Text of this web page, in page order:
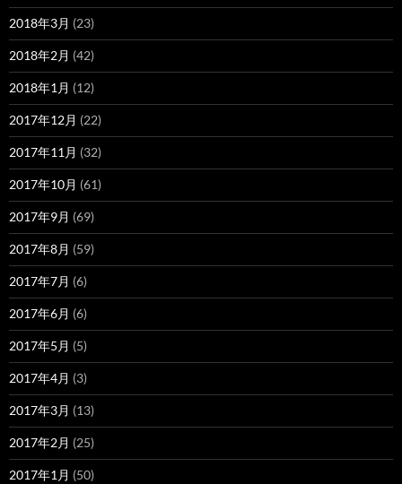
2018年3月 (23)
2018年2月 (42)
2018年1月 (12)
2017年12月 (22)
2017年11月 (32)
2017年10月 (61)
2017年9月 (69)
2017年8月 (59)
2017年7月 (6)
2017年6月 (6)
2017年5月 (5)
2017年4月 (3)
2017年3月 (13)
2017年2月 (25)
2017年1月 (50)